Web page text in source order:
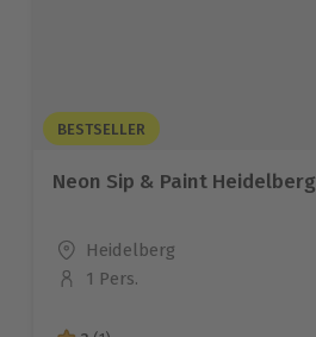
BESTSELLER
Neon Sip & Paint Heidelberg
Standort
Heidelberg
Anzahl der Teilnehmer
1 Pers.